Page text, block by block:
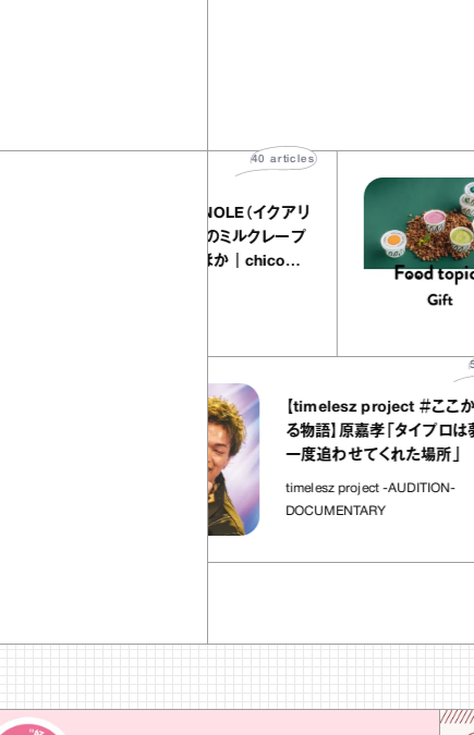
『EQUALLY atelier NOLE（イクアリ
ー アトリエ ノーレ）』のミルクレープ
キャラメルバニーユほか｜chico
40 articles
【timelesz project ＃ここから
る物語】原嘉孝「タイプロは夢を
一度追わせてくれた場所」
timelesz project -AUDITION-
DOCUMENTARY